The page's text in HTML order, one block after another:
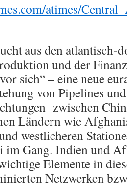
atimes/
aus den atlantisch-
und der
sich“ – eine neue
von Pipelines
zwischen
Ländern wie
westlicheren
im Gang. Indien und
Elemente in
Netzwerken